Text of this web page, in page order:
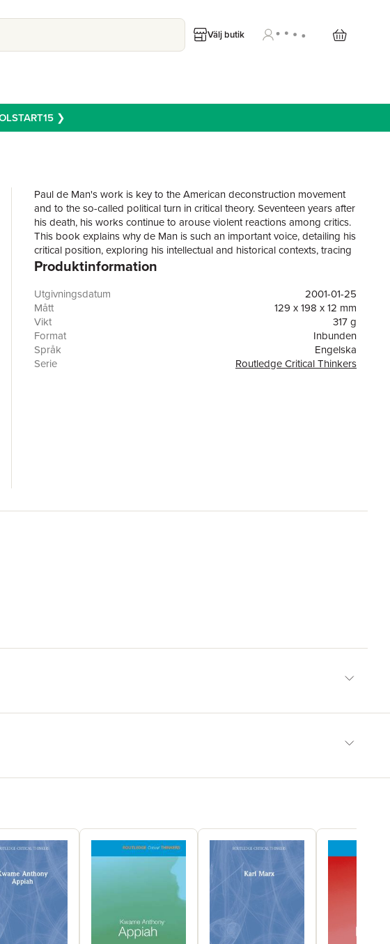
Välj butik
❯
Paul de Man's work is key to the American deconstruction movement
and to the so-called political turn in critical theory. Seventeen years after
his death, his works continue to arouse violent reactions among critics.
This book explains why de Man is such an important voice, detailing his
critical position, exploring his intellectual and historical contexts, tracing
the influence of his work and enabling readers to undertake
Produktinformation
Utgivningsdatum
2001-01-25
Mått
129 x 198 x 12 mm
Vikt
317 g
Format
Inbunden
Språk
Engelska
Serie
Routledge Critical Thinkers